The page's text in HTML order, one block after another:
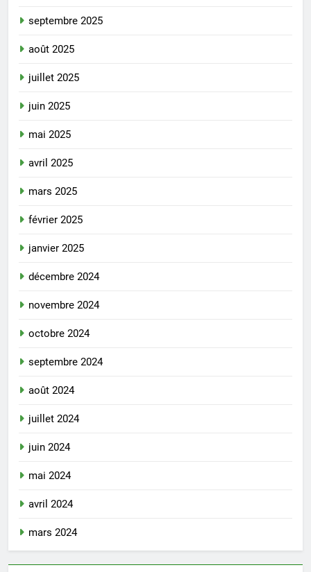
septembre 2025
août 2025
juillet 2025
juin 2025
mai 2025
avril 2025
mars 2025
février 2025
janvier 2025
décembre 2024
novembre 2024
octobre 2024
septembre 2024
août 2024
juillet 2024
juin 2024
mai 2024
avril 2024
mars 2024